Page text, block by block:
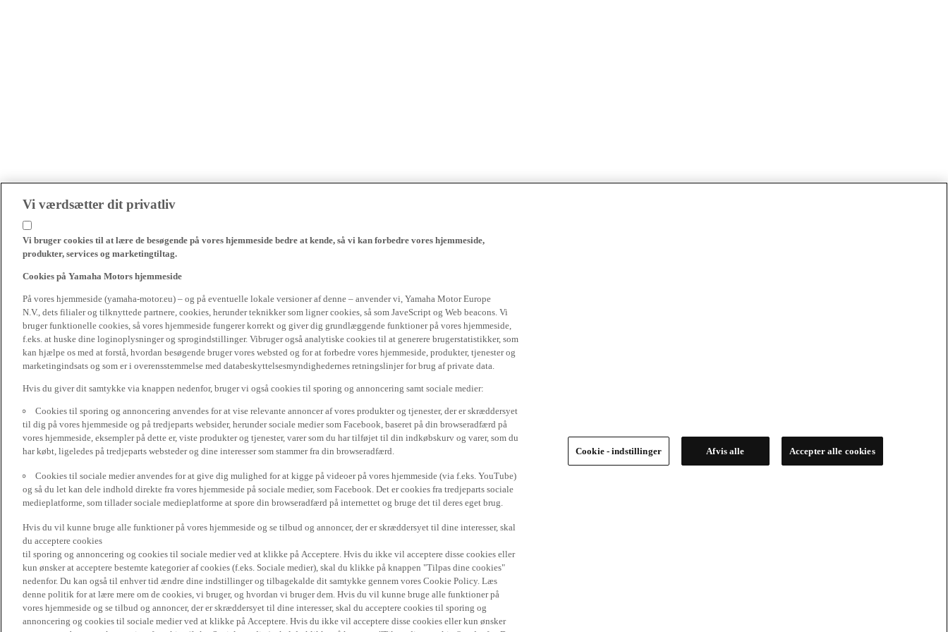
Vi værdsætter dit privatliv
Vi bruger cookies til at lære de besøgende på vores hjemmeside bedre at kende, så vi kan forbedre vores hjemmeside,
produkter, services og marketingtiltag.
Cookies på Yamaha Motors hjemmeside
På vores hjemmeside (yamaha-motor.eu) – og på eventuelle lokale versioner af denne – anvender vi, Yamaha Motor Europe
N.V., dets filialer og tilknyttede partnere, cookies, herunder teknikker som ligner cookies, så som JaveScript og Web beacons. Vi
bruger funktionelle cookies, så vores hjemmeside fungerer korrekt og giver dig grundlæggende funktioner på vores hjemmeside,
f.eks. at huske dine loginoplysninger og sprogindstillinger. Vibruger også analytiske cookies til at generere brugerstatistikker, som
kan hjælpe os med at forstå, hvordan besøgende bruger vores websted og for at forbedre vores hjemmeside, produkter, tjenester og
marketingindsats og som er i overensstemmelse med databeskyttelsesmyndighedernes retningslinjer for brug af private data.
Hvis du giver dit samtykke via knappen nedenfor, bruger vi også cookies til sporing og annoncering samt sociale medier:
Cookies til sporing og annoncering anvendes for at vise relevante annoncer af vores produkter og tjenester, der er skræddersyet
til dig på vores hjemmeside og på tredjeparts websider, herunder sociale medier som Facebook, baseret på din browseradfærd på
vores hjemmeside, eksempler på dette er, viste produkter og tjenester, varer som du har tilføjet til din indkøbskurv og varer, som du
har købt, ligeledes på tredjeparts websteder og dine interesser som stammer fra din browseradfærd.
Cookies til sociale medier anvendes for at give dig mulighed for at kigge på videoer på vores hjemmeside (via f.eks. YouTube)
og så du let kan dele indhold direkte fra vores hjemmeside på sociale medier, som Facebook. Det er cookies fra tredjeparts sociale
medieplatforme, som tillader sociale medieplatforme at spore din browseradfærd på internettet og bruge det til deres eget brug.
Hvis du vil kunne bruge alle funktioner på vores hjemmeside og se tilbud og annoncer, der er skræddersyet til dine interesser, skal
du acceptere cookies
til sporing og annoncering og cookies til sociale medier ved at klikke på Acceptere. Hvis du ikke vil acceptere disse cookies eller
kun ønsker at acceptere bestemte kategorier af cookies (f.eks. Sociale medier), skal du klikke på knappen "Tilpas dine cookies"
nedenfor. Du kan også til enhver tid ændre dine indstillinger og tilbagekalde dit samtykke gennem vores Cookie Policy. Læs
denne politik for at lære mere om de cookies, vi bruger, og hvordan vi bruger dem. Hvis du vil kunne bruge alle funktioner på
vores hjemmeside og se tilbud og annoncer, der er skræddersyet til dine interesser, skal du acceptere cookies til sporing og
annoncering og cookies til sociale medier ved at klikke på Acceptere. Hvis du ikke vil acceptere disse cookies eller kun ønsker
Cookie - indstillinger Afvis alle Accepter alle cookies